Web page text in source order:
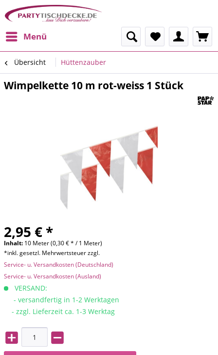
Menü
Übersicht Hüttenzauber
Wimpelkette 10 m rot-weiss 1 Stück
2,95 € *
Inhalt: 10 Meter (0,30 € * / 1 Meter)
*inkl. gesetzl. Mehrwertsteuer zzgl.
Service- u. Versandkosten (Deutschland)
Service- u. Versandkosten (Ausland)
VERSAND:
- versandfertig in 1-2 Werktagen
- zzgl. Lieferzeit ca. 1-3 Werktag